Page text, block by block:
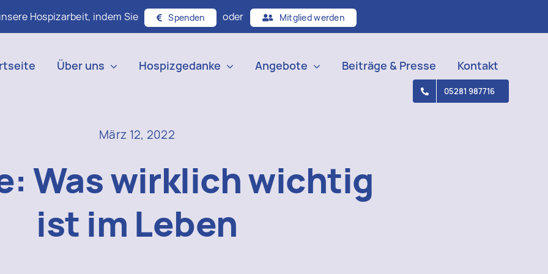
Hospizarbeit, indem Sie Spenden oder Mitglied werden
Über uns Hospizgedanke Angebote Beiträge & Presse Kontakt
05281 987716
März 12, 2022
Was wirklich wichtig
ist im Leben